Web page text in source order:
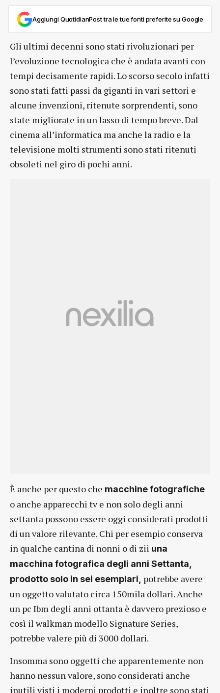
Aggiungi QuotidianPost tra le tue fonti preferite su Google
Gli ultimi decenni sono stati rivoluzionari per
l’evoluzione tecnologica che è andata avanti con
tempi decisamente rapidi. Lo scorso secolo infatti
sono stati fatti passi da giganti in vari settori e
alcune invenzioni, ritenute sorprendenti, sono
state migliorate in un lasso di tempo breve. Dal
cinema all’informatica ma anche la radio e la
televisione molti strumenti sono stati ritenuti
obsoleti nel giro di pochi anni.
È anche per questo che macchine fotografiche
o anche apparecchi tv e non solo degli anni
settanta possono essere oggi considerati prodotti
di un valore rilevante. Chi per esempio conserva
in qualche cantina di nonni o di zii una
macchina fotografica degli anni Settanta,
prodotto solo in sei esemplari, potrebbe avere
un oggetto valutato circa 150mila dollari. Anche
un pc Ibm degli anni ottanta è davvero prezioso e
così il walkman modello Signature Series,
potrebbe valere più di 3000 dollari.
Insomma sono oggetti che apparentemente non
hanno nessun valore, sono considerati anche
inutili visti i moderni prodotti e inoltre sono stati